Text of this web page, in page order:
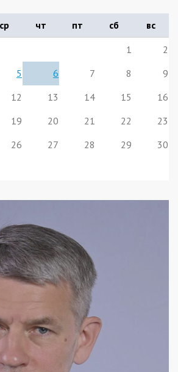
ср чт пт сб
вс
1
2
5 6 7 8
9
12 13 14 15
16
19 20 21 22
23
26 27 28 29
30